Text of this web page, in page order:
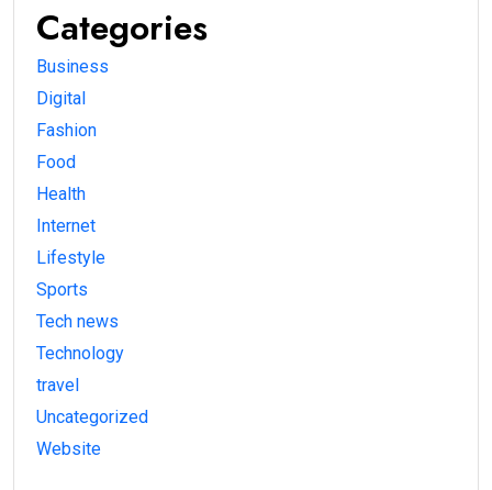
Categories
Business
Digital
Fashion
Food
Health
Internet
Lifestyle
Sports
Tech news
Technology
travel
Uncategorized
Website